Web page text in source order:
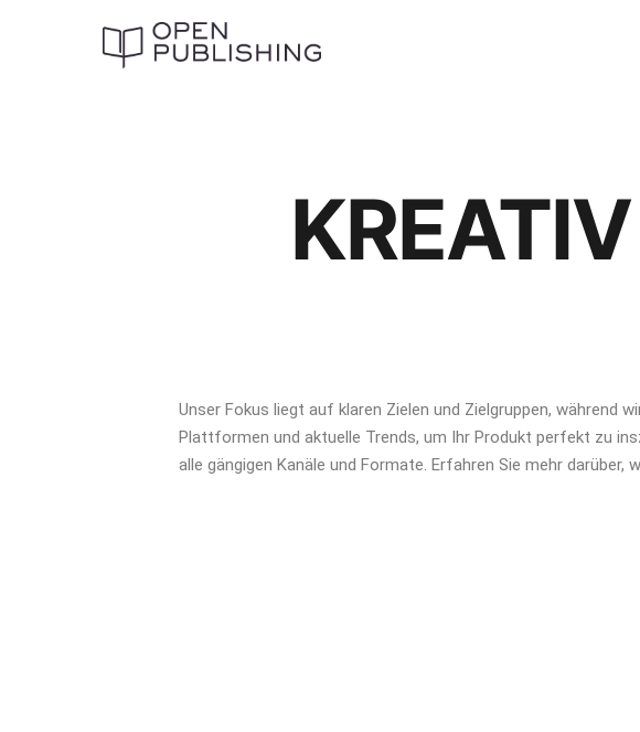
Unser Fokus liegt auf klaren Zielen und Zielgruppen, während
Plattformen und aktuelle Trends, um Ihr Produkt perfekt zu
alle gängigen Kanäle und Formate. Erfahren Sie mehr darüber,